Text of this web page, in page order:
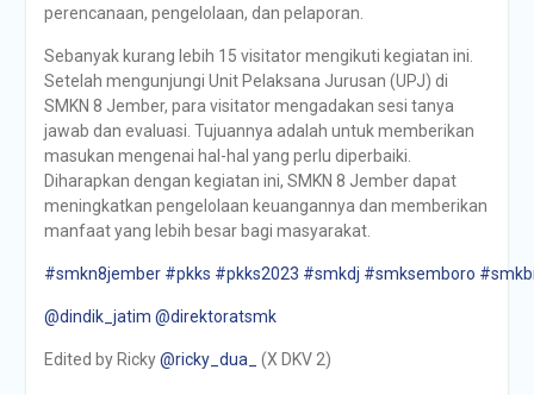
perencanaan, pengelolaan, dan pelaporan.
Sebanyak kurang lebih 15 visitator mengikuti kegiatan ini.
Setelah mengunjungi Unit Pelaksana Jurusan (UPJ) di
SMKN 8 Jember, para visitator mengadakan sesi tanya
jawab dan evaluasi. Tujuannya adalah untuk memberikan
masukan mengenai hal-hal yang perlu diperbaiki.
Diharapkan dengan kegiatan ini, SMKN 8 Jember dapat
meningkatkan pengelolaan keuangannya dan memberikan
manfaat yang lebih besar bagi masyarakat.
#smkn8jember #pkks #pkks2023 #smkdj #smksemboro
@dindik_jatim @direktoratsmk
Edited by Ricky@ricky_dua_ (X DKV 2)